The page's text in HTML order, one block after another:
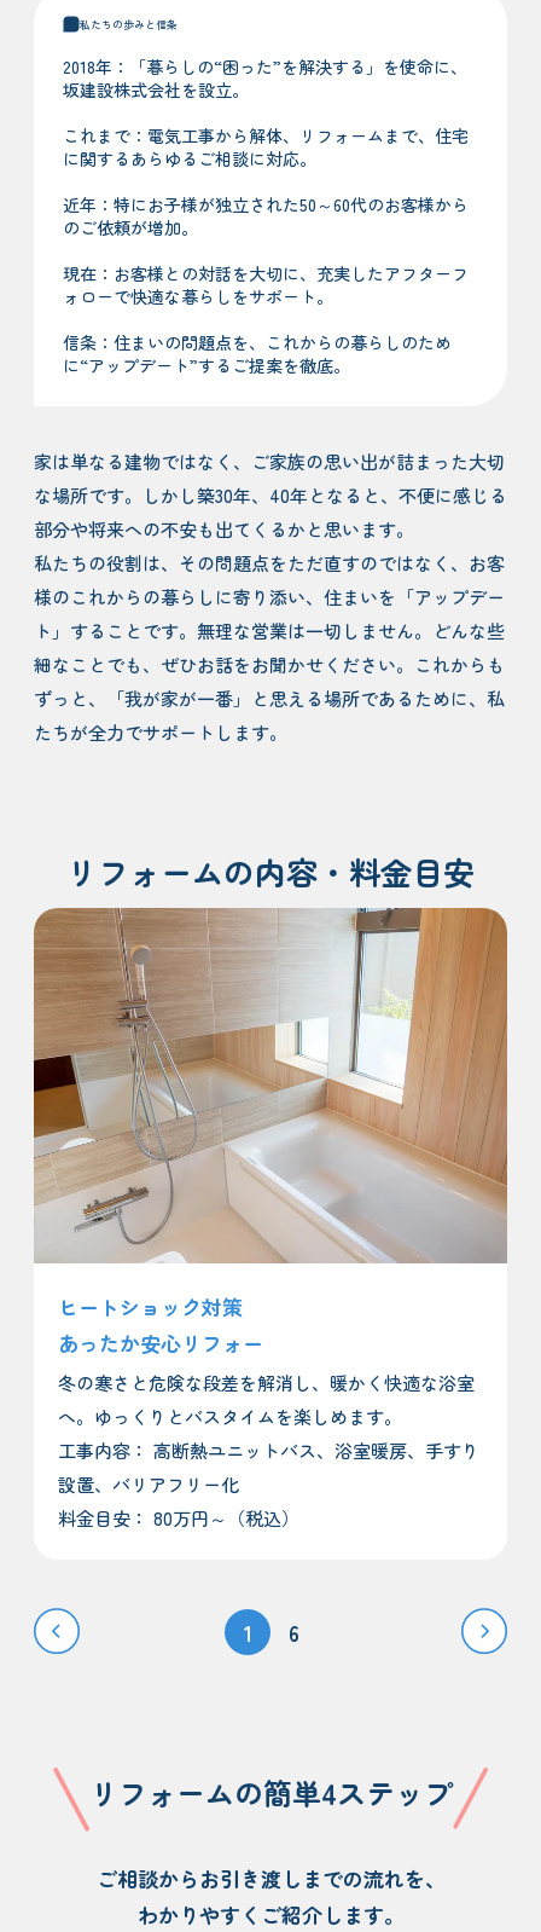
私たちの歩みと信条
2018年：「暮らしの“困った”を解決する」を使命に、
坂建設株式会社を設立。
これまで：電気工事から解体、リフォームまで、住宅
に関するあらゆるご相談に対応。
近年：特にお子様が独立された50～60代のお客様から
のご依頼が増加。
現在：お客様との対話を大切に、充実したアフターフ
ォローで快適な暮らしをサポート。
信条：住まいの問題点を、これからの暮らしのため
に“アップデート”するご提案を徹底。
家は単なる建物ではなく、ご家族の思い出が詰まった大切
な場所です。しかし築30年、40年となると、不便に感じる
部分や将来への不安も出てくるかと思います。
私たちの役割は、その問題点をただ直すのではなく、お客
様のこれからの暮らしに寄り添い、住まいを「アップデー
ト」することです。無理な営業は一切しません。どんな些
細なことでも、ぜひお話をお聞かせください。これからも
ずっと、「我が家が一番」と思える場所であるために、私
たちが全力でサポートします。
リフォームの内容・料金目安
ヒートショック対策
あったか安心リフォー
冬の寒さと危険な段差を解消し、暖かく快適な浴室
へ。ゆっくりとバスタイムを楽しめます。
工事内容： 高断熱ユニットバス、浴室暖房、手すり
設置、バリアフリー化
料金目安： 80万円～（税込）
1 6
リフォームの簡単4ステップ
ご相談からお引き渡しまでの流れを、
わかりやすくご紹介します。